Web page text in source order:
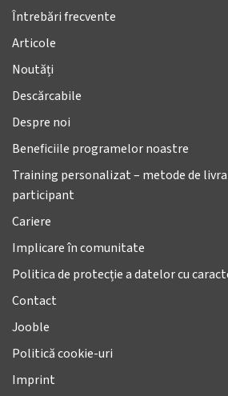
Întrebări frecvente
Articole
Noutăți
Descărcabile
Despre noi
Beneficiile programelor noastre
Training personalizat – metode de
participant
Cariere
Implicare în comunitate
Politica de protecție a datelor cu
Contact
Jooble
Politică cookie-uri
Imprint